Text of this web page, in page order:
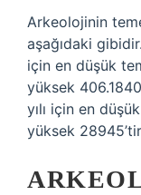
Arkeolojinin
aşağıdaki
için en düşük
yüksek
yılı için en
yüksek